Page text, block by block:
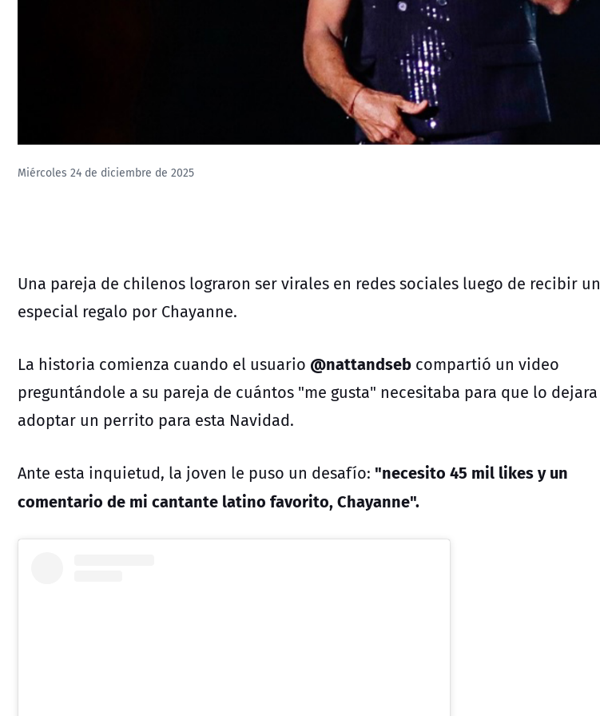
Miércoles 24 de diciembre de 2025
Una pareja de chilenos lograron ser virales en redes sociales luego de recibir un
especial regalo por Chayanne.
La historia comienza cuando el usuario @nattandseb compartió un video
preguntándole a su pareja de cuántos "me gusta" necesitaba para que lo dejara
adoptar un perrito para esta Navidad.
Ante esta inquietud, la joven le puso un desafío: "necesito 45 mil likes y un
comentario de mi cantante latino favorito, Chayanne".